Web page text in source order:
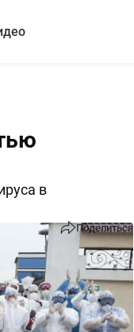
в
Поделиться